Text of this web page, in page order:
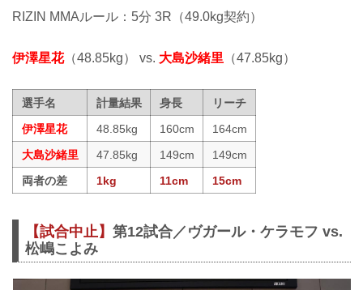
RIZIN MMAルール：5分 3R（49.0kg契約）
伊澤星花（48.85kg） vs. 大島沙緒里 （47.85kg）
選手名 計量結果 身長
リーチ
伊澤星花
48.85kg 160cm
164cm
大島沙緒里
47.85kg 149cm
149cm
両者の差
1kg 11cm 15cm
【試合中止】 第12試合／ヴガール・ケラモフ vs.
松嶋こよみ